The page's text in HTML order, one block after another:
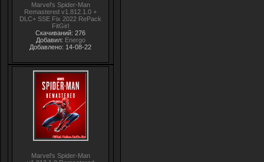
Marvel's Spider-Man
Remastered v1.812.1.0 +
DLC+ SSE Fix 2022 RePack
FitGirl
Скачиваний: 276
Добавил: Energo
Добавлено: 14-08-22
Marvel's Spider-Man